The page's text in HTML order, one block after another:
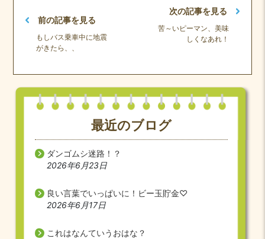
前の記事を見る
もしバス乗車中に地震
がきたら、、
次の記事を見る
苦～いピーマン、美味
しくなあれ！
最近のブログ
ダンゴムシ迷路！？
2026年6月23日
良い言葉でいっぱいに！ビー玉貯金♡
2026年6月17日
これはなんていうおはな？